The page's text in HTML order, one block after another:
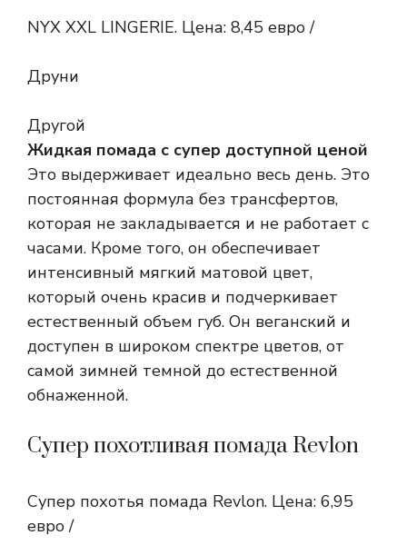
NYX XXL LINGERIE. Цена: 8,45 евро /
Друни
Другой
Жидкая помада с супер доступной ценой
Это выдерживает идеально весь день. Это
постоянная формула без трансфертов,
которая не закладывается и не работает с
часами. Кроме того, он обеспечивает
интенсивный мягкий матовой цвет,
который очень красив и подчеркивает
естественный объем губ. Он веганский и
доступен в широком спектре цветов, от
самой зимней темной до естественной
обнаженной.
Супер похотливая помада Revlon
Супер похотья помада Revlon. Цена: 6,95
евро /